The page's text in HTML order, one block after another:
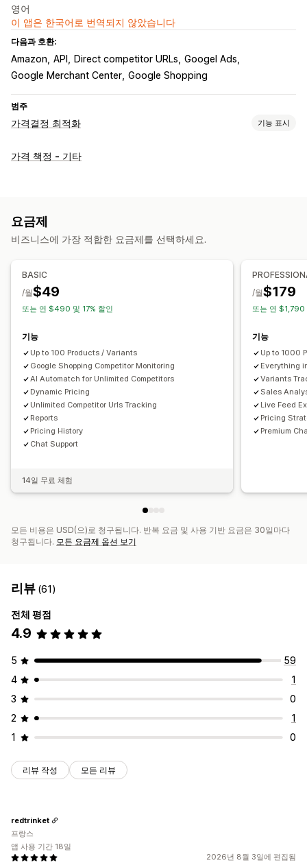
영어
이 앱은 한국어로 번역되지 않았습니다
다음과 호환:
Amazon API Direct competitor URLs Googel Ads
Google Merchant Center Google Shopping
범주
가격결정 최적화 기능 표시
가격 관리
모니터링
경쟁사 추적
가격 책정 - 기타
요금제
비즈니스에 가장 적합한 요금제를 선택하세요.
BASIC
$49
/월
또는 연 $490 및 17% 할인
기능
Up to 100 Products / Variants
Google Shopping Competitor Monitoring
AI Automatch for Unlimited Competitors
Dynamic Pricing
Unlimited Competitor Urls Tracking
Reports
Pricing History
Chat Support
14일 무료 체험
$179
/월
또는 연 $1,790
기능
Up to 1000
Everything
Variants
Sales
Live Feed
Pricing
Premium
모든 비용은 USD(으)로 청구됩니다. 반복 요금 및 사용 기반 요금은 30일마다
청구됩니다. 모든 요금제 옵션 보기
리뷰 (61)
전체 평점
4.9
5
59
4
1
3
0
2
1
1
0
리뷰 작성 모든 리뷰
2026년 8월 3일에 편집됨
redtrinket
프랑스
앱 사용 기간 18일